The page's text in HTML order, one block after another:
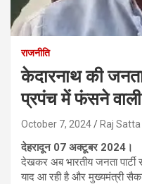
राजनीति
केदारनाथ की
प्रपंच में फंसने वाली
October 7, 2024 Raj
देहरादून 07 अक्टूबर 2024।
देखकर अब भारतीय जनता पार्टी
याद आ रही है और मुख्यमंत्री